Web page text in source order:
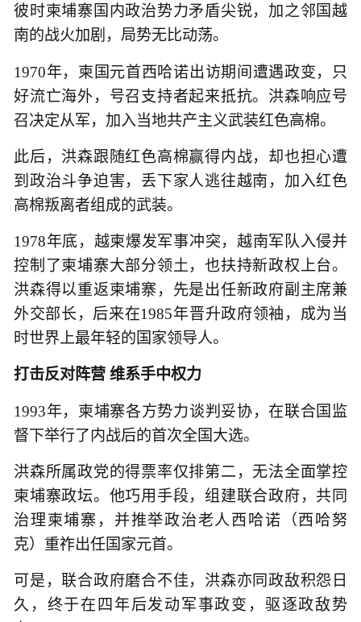
彼时柬埔寨国内政治势力矛盾尖锐，加之邻国越
南的战火加剧，局势无比动荡。
1970年，柬国元首西哈诺出访期间遭遇政变，只
好流亡海外，号召支持者起来抵抗。洪森响应号
召决定从军，加入当地共产主义武装红色高棉。
此后，洪森跟随红色高棉赢得内战，却也担心遭
到政治斗争迫害，丢下家人逃往越南，加入红色
高棉叛离者组成的武装。
1978年底，越柬爆发军事冲突，越南军队入侵并
控制了柬埔寨大部分领土，也扶持新政权上台。
洪森得以重返柬埔寨，先是出任新政府副主席兼
外交部长，后来在1985年晋升政府领袖，成为当
时世界上最年轻的国家领导人。
打击反对阵营 维系手中权力
1993年，柬埔寨各方势力谈判妥协，在联合国监
督下举行了内战后的首次全国大选。
洪森所属政党的得票率仅排第二，无法全面掌控
柬埔寨政坛。他巧用手段，组建联合政府，共同
治理柬埔寨，并推举政治老人西哈诺（西哈努
克）重祚出任国家元首。
可是，联合政府磨合不佳，洪森亦同政敌积怨日
久，终于在四年后发动军事政变，驱逐政敌势